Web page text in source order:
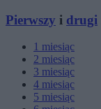
Pierwszy i drugi
1 miesiąc
2 miesiąc
3 miesiąc
4 miesiąc
5 miesiąc